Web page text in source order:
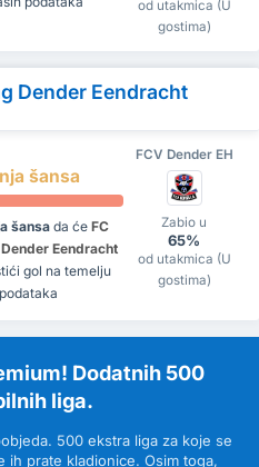
od utakmica (U
gostima)
Dender Eendracht
FCV Dender EH
šansa
šansada će FC
Eendracht
gol na temelju
Zabio u
65%
od utakmica (U
gostima)
Dodatnih 500
liga.
500 ekstra liga za koje se
ih prate kladionice. Osim toga,